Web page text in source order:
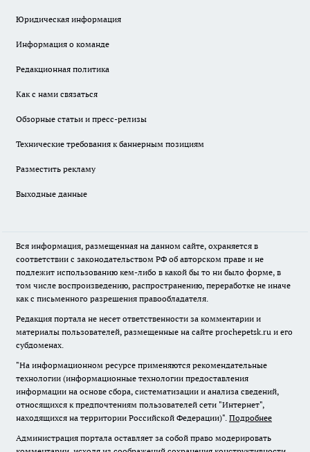
Юридическая информация
Информация о команде
Редакционная политика
Как с нами связаться
Обзорные статьи и пресс-релизы
Технические требования к баннерным позициям
Разместить рекламу
Выходные данные
Вся информация, размещенная на данном сайте, охраняется в
соответствии с законодательством РФ об авторском праве и не
подлежит использованию кем-либо в какой бы то ни было форме, в
том числе воспроизведению, распространению, переработке не иначе
как с письменного разрешения правообладателя.
Редакция портала не несет ответственности за комментарии и
материалы пользователей, размещенные на сайте prochepetsk.ru и его
субдоменах.
"На информационном ресурсе применяются рекомендательные
технологии (информационные технологии предоставления
информации на основе сбора, систематизации и анализа сведений,
относящихся к предпочтениям пользователей сети "Интернет",
находящихся на территории Российской Федерации)". Подробнее
Администрация портала оставляет за собой право модерировать